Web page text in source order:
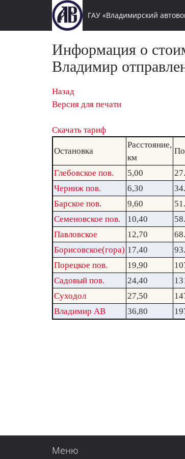
ГАУ «Владимирский
Информация о
Владимир
Назад
Версия для печати
Скачать тариф
Остановка
Расстояние,
км
Глебовское пов.
5,00
Черниж пов.
6,30
Барское пов.
9,60
Семеновское пов.
10,40
Павловское
12,70
Борисовское(гора) 17,40
Порецкое пов.
19,90
Садовый пов.
24,40
Суходол
27,50
Владимир АВ
36,80
Меню